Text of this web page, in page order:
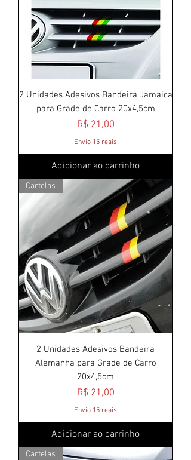
2 Unidades Adesivos Bandeira Jamaica
para Grade de Carro 20x4,5cm
Preço
R$ 21,00
Envio 15 reais
Adicionar ao carrinho
Cartelas
2 Unidades Adesivos Bandeira
Alemanha para Grade de Carro
20x4,5cm
Preço
R$ 21,00
Envio 15 reais
Adicionar ao carrinho
Cartelas